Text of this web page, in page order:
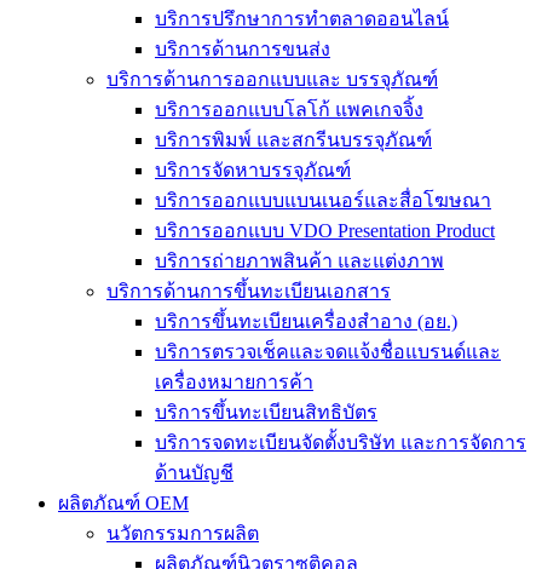
บริการปรึกษาการทำตลาดออนไลน์
บริการด้านการขนส่ง
บริการด้านการออกแบบและ บรรจุภัณฑ์
บริการออกแบบโลโก้ แพคเกจจิ้ง
บริการพิมพ์ และสกรีนบรรจุภัณฑ์
บริการจัดหาบรรจุภัณฑ์
บริการออกแบบแบนเนอร์และสื่อโฆษณา
บริการออกแบบ VDO Presentation Product
บริการถ่ายภาพสินค้า และแต่งภาพ
บริการด้านการขึ้นทะเบียนเอกสาร
บริการขึ้นทะเบียนเครื่องสำอาง (อย.)
บริการตรวจเช็คและจดแจ้งชื่อแบรนด์และ
เครื่องหมายการค้า
บริการขึ้นทะเบียนสิทธิบัตร
บริการจดทะเบียนจัดตั้งบริษัท และการจัดการ
ด้านบัญชี
ผลิตภัณฑ์ OEM
นวัตกรรมการผลิต
ผลิตภัณฑ์นิวตราซูติคอล